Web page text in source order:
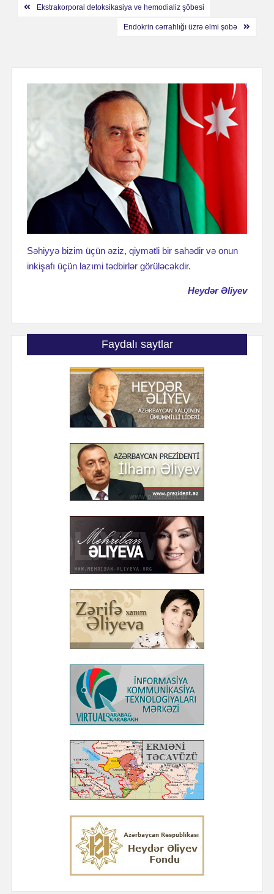
Навигация
Ekstrakorporal detoksikasiya və hemodializ şöbəsi
Endokrin cərrahlığı üzrə elmi şobə
Səhiyyə bizim üçün əziz, qiymətli bir sahədir və onun
inkişafı üçün lazımi tədbirlər görüləcəkdir.
Heydər Əliyev
Faydalı saytlar